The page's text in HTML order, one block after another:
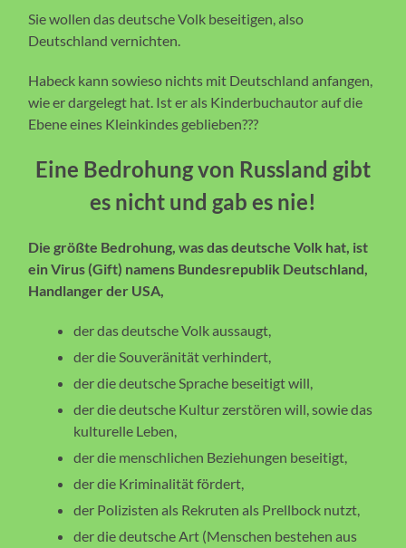
Sie wollen das deutsche Volk beseitigen, also
Deutschland vernichten.
Habeck kann sowieso nichts mit Deutschland anfangen,
wie er dargelegt hat. Ist er als Kinderbuchautor auf die
Ebene eines Kleinkindes geblieben???
Eine Bedrohung von Russland gibt
es nicht und gab es nie!
Die größte Bedrohung, was das deutsche Volk hat, ist
ein Virus (Gift) namens Bundesrepublik Deutschland,
Handlanger der USA,
der das deutsche Volk aussaugt,
der die Souveränität verhindert,
der die deutsche Sprache beseitigt will,
der die deutsche Kultur zerstören will, sowie das
kulturelle Leben,
der die menschlichen Beziehungen beseitigt,
der die Kriminalität fördert,
der Polizisten als Rekruten als Prellbock nutzt,
der die deutsche Art (Menschen bestehen aus